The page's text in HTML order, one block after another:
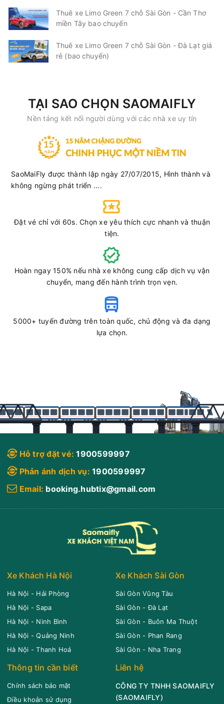
Thuê xe Limo Green 7 chỗ Sài Gòn - Cần Thơ
miền Tây bao chuyến
Thuê xe Limo Green 7 chỗ Sài Gòn - Đà Lạt giá
rẻ (bao chuyến)
TẠI SAO CHỌN SAOMAIFLY
Nền tảng kết nối người dùng với các nhà xe uy tín
SaoMaiFly được thành lập ngày 27/07/2015, Hình thành và
không ngừng phát triển ....
Đặt vé chỉ với 60s. Chọn xe yêu thích cực nhanh và thuận
tiện.
Hoàn ngay 150% nếu nhà xe không cung cấp dịch vụ vận
chuyển, mang đến hành trình trọn vẹn.
5000+ tuyến đường trên toàn quốc, chủ động và đa dạng
lựa chọn.
Hỗ trợ đặt vé: 1900599997
Phản ánh dịch vụ: 1900599997
Email: booking.hubtix@gmail.com
Xe Khách Hà Nội
Hà Nội - Hải Phòng
Hà Nội - Sapa
Hà Nội - Ninh Bình
Hà Nội - Quảng Ninh
Hà Nội - Thanh Hoá
Xe Khách Sài Gòn
Sài Gòn Vũng Tàu
Sài Gòn - Đà Lạt
Sài Gòn - Buôn Ma Thuột
Sài Gòn - Phan Rang
Sài Gòn - Nha Trang
Thông tin cần biết
Chính sách bảo mật
Điều khoản sử dụng
Liên hệ
CÔNG TY TNHH SAOMAIFLY
(SAOMAIFLY)